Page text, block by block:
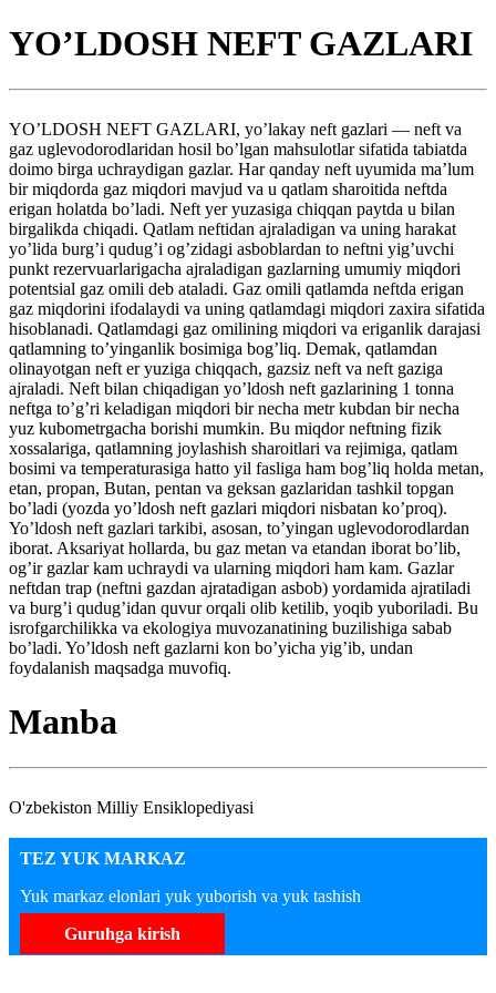
YO’LDOSH NEFT GAZLARI
YO’LDOSH NEFT GAZLARI, yo’lakay neft gazlari — neft va
gaz uglevodorodlaridan hosil bo’lgan mahsulotlar sifatida tabiatda
doimo birga uchraydigan gazlar. Har qanday neft uyumida ma’lum
bir miqdorda gaz miqdori mavjud va u qatlam sharoitida neftda
erigan holatda bo’ladi. Neft yer yuzasiga chiqqan paytda u bilan
birgalikda chiqadi. Qatlam neftidan ajraladigan va uning harakat
yo’lida burg’i qudug’i og’zidagi asboblardan to neftni yig’uvchi
punkt rezervuarlarigacha ajraladigan gazlarning umumiy miqdori
potentsial gaz omili deb ataladi. Gaz omili qatlamda neftda erigan
gaz miqdorini ifodalaydi va uning qatlamdagi miqdori zaxira sifatida
hisoblanadi. Qatlamdagi gaz omilining miqdori va eriganlik darajasi
qatlamning to’yinganlik bosimiga bog’liq. Demak, qatlamdan
olinayotgan neft er yuziga chiqqach, gazsiz neft va neft gaziga
ajraladi. Neft bilan chiqadigan yo’ldosh neft gazlarining 1 tonna
neftga to’g’ri keladigan miqdori bir necha metr kubdan bir necha
yuz kubometrgacha borishi mumkin. Bu miqdor neftning fizik
xossalariga, qatlamning joylashish sharoitlari va rejimiga, qatlam
bosimi va temperaturasiga hatto yil fasliga ham bog’liq holda metan,
etan, propan, Butan, pentan va geksan gazlaridan tashkil topgan
bo’ladi (yozda yo’ldosh neft gazlari miqdori nisbatan ko’proq).
Yo’ldosh neft gazlari tarkibi, asosan, to’yingan uglevodorodlardan
iborat. Aksariyat hollarda, bu gaz metan va etandan iborat bo’lib,
og’ir gazlar kam uchraydi va ularning miqdori ham kam. Gazlar
neftdan trap (neftni gazdan ajratadigan asbob) yordamida ajratiladi
va burg’i qudug’idan quvur orqali olib ketilib, yoqib yuboriladi. Bu
isrofgarchilikka va ekologiya muvozanatining buzilishiga sabab
bo’ladi. Yo’ldosh neft gazlarni kon bo’yicha yig’ib, undan
foydalanish maqsadga muvofiq.
Manba
O'zbekiston Milliy Ensiklopediyasi
TEZ YUK MARKAZ
Yuk markaz elonlari yuk yuborish va yuk tashish
Guruhga kirish